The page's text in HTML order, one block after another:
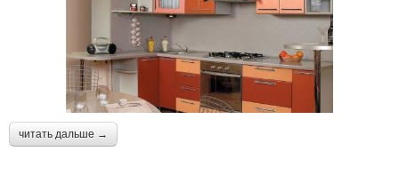
читать дальше →